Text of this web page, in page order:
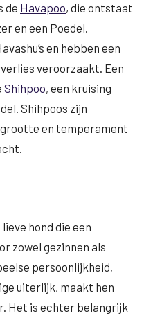
de Havapoo, die ontstaat
en een Poedel.
en hebben een
veroorzaakt. Een
Shihpoo, een kruising
Shihpoos zijn
grootte en temperament
hond die een
zowel gezinnen als
persoonlijkheid,
uiterlijk, maakt hen
Het is echter belangrijk